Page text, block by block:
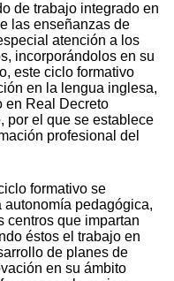
de trabajo integrado en
las enseñanzas de
atención a los
incorporándolos en su
este ciclo formativo
en la lengua inglesa,
en Real Decreto
por el que se establece
profesional del
formativo se
pedagógica,
centros que impartan
éstos el trabajo en
de planes de
en su ámbito